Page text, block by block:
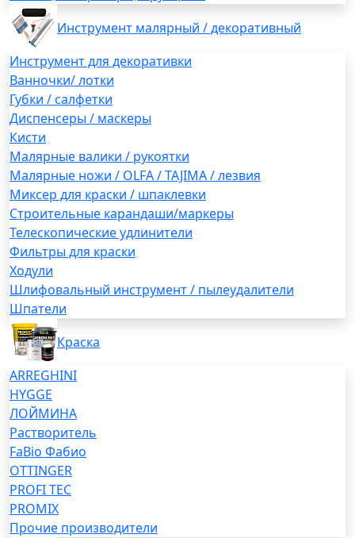
Инструмент малярный / декоративный
Инструмент для декоративки
Ванночки/ лотки
Губки / салфетки
Диспенсеры / маскеры
Кисти
Малярные валики / рукоятки
Малярные ножи / OLFA / TAJIMA / лезвия
Миксер для краски / шпаклевки
Строительные карандаши/маркеры
Телескопические удлинители
Фильтры для краски
Ходули
Шлифовальный инструмент / пылеудалители
Шпатели
Краска
ARREGHINI
HYGGE
ЛОЙМИНА
Растворитель
FaBio Фабио
OTTINGER
PROFI TEC
PROMIX
Прочие производители